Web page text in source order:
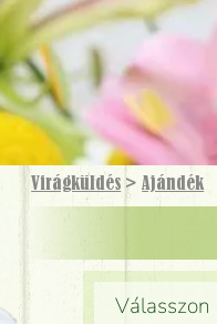
Virágküldés >Ajándék
Válasszon